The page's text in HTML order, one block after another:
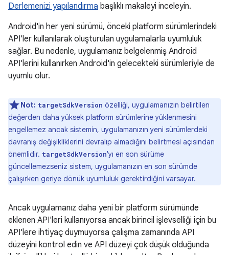
Derlemenizi yapılandırma başlıklı makaleyi inceleyin.
Android'in her yeni sürümü, önceki platform sürümlerindeki
API'ler kullanılarak oluşturulan uygulamalarla uyumluluk
sağlar. Bu nedenle, uygulamanız belgelenmiş Android
API'lerini kullanırken Android'in gelecekteki sürümleriyle de
uyumlu olur.
Not: targetSdkVersion özelliği, uygulamanızın belirtilen
değerden daha yüksek platform sürümlerine yüklenmesini
engellemez ancak sistemin, uygulamanızın yeni sürümlerdeki
davranış değişikliklerini devralıp almadığını belirtmesi açısından
önemlidir. targetSdkVersion'yı en son sürüme
güncellemezseniz sistem, uygulamanızın en son sürümde
çalışırken geriye dönük uyumluluk gerektirdiğini varsayar.
Ancak uygulamanız daha yeni bir platform sürümünde
eklenen API'leri kullanıyorsa ancak birincil işlevselliği için bu
API'lere ihtiyaç duymuyorsa çalışma zamanında API
düzeyini kontrol edin ve API düzeyi çok düşük olduğunda